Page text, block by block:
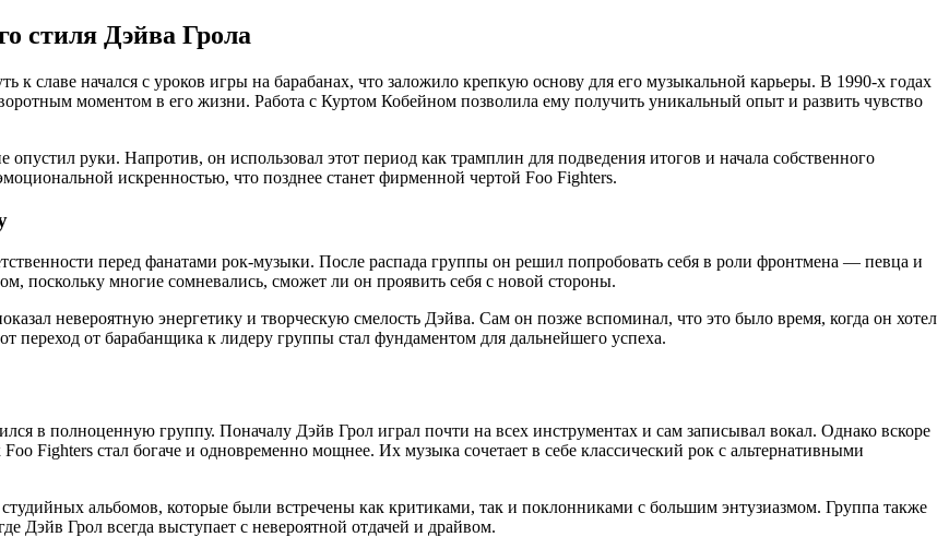
стиля Дэйва Грола
славе начался с уроков игры на барабанах, что заложило крепкую основу для его музыкальной карьеры. В 1990-х годах
моментом в его жизни. Работа с Куртом Кобейном позволила ему получить уникальный опыт и развить чувство
руки. Напротив, он использовал этот период как трамплин для подведения итогов и начала собственного
искренностью, что позднее станет фирменной чертой Foo Fighters.
перед фанатами рок-музыки. После распада группы он решил попробовать себя в роли фронтмена — певца и
поскольку многие сомневались, сможет ли он проявить себя с новой стороны.
невероятную энергетику и творческую смелость Дэйва. Сам он позже вспоминал, что это было время, когда он хотел
переход от барабанщика к лидеру группы стал фундаментом для дальнейшего успеха.
в полноценную группу. Поначалу Дэйв Грол играл почти на всех инструментах и сам записывал вокал. Однако вскоре
Fighters стал богаче и одновременно мощнее. Их музыка сочетает в себе классический рок с альтернативными
альбомов, которые были встречены как критиками, так и поклонниками с большим энтузиазмом. Группа также
Дэйв Грол всегда выступает с невероятной отдачей и драйвом.